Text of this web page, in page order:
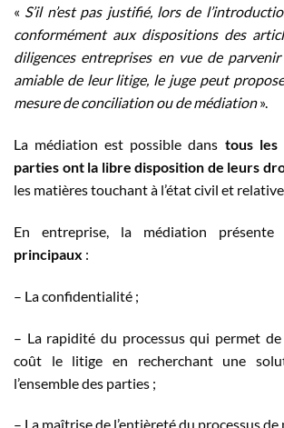
« S’il n’est pas justifié, lors de
conformément aux dispositions des
diligences entreprises en vue de
amiable de leur litige, le juge peut
mesure de conciliation ou de médiation».
La médiation est possible dans tous les
parties ont la libre disposition de leurs
les matières touchant à l’état civil et
En entreprise, la médiation présente
principaux :
– La confidentialité ;
– La rapidité du processus qui permet
coût le litige en recherchant une
l’ensemble des parties ;
– La maîtrise de l’entièreté du processus